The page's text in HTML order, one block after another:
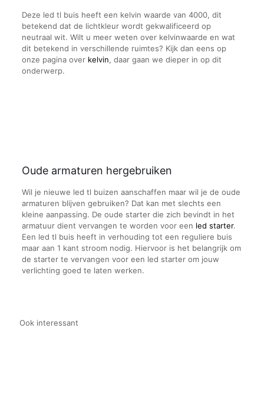
Deze led tl buis heeft een kelvin waarde van 4000, dit
betekend dat de lichtkleur wordt gekwalificeerd op
neutraal wit. Wilt u meer weten over kelvinwaarde en wat
dit betekend in verschillende ruimtes? Kijk dan eens op
onze pagina over kelvin, daar gaan we dieper in op dit
onderwerp.
Oude armaturen hergebruiken
Wil je nieuwe led tl buizen aanschaffen maar wil je de oude
armaturen blijven gebruiken? Dat kan met slechts een
kleine aanpassing. De oude starter die zich bevindt in het
armatuur dient vervangen te worden voor een led starter.
Een led tl buis heeft in verhouding tot een reguliere buis
maar aan 1 kant stroom nodig. Hiervoor is het belangrijk om
de starter te vervangen voor een led starter om jouw
verlichting goed te laten werken.
Ook interessant